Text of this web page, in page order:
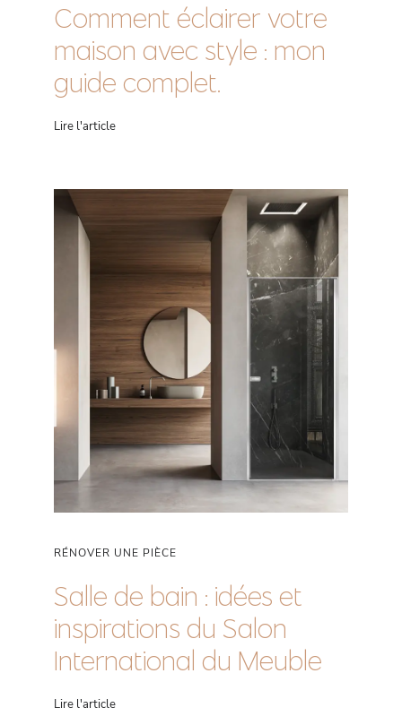
Comment éclairer votre
maison avec style : mon
guide complet.
Lire l'article
RÉNOVER UNE PIÈCE
Salle de bain : idées et
inspirations du Salon
International du Meuble
Lire l'article